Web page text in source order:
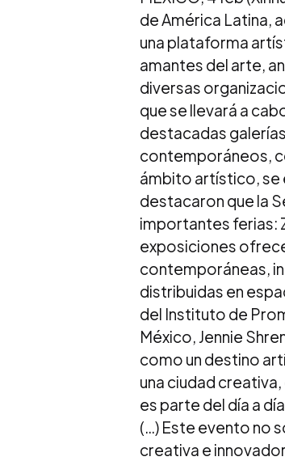
de América Latina,
una plataforma
amantes del arte,
diversas
que se llevará a
destacadas
contemporáneos,
ámbito artístico, se
destacaron que la
importantes ferias:
exposiciones
contemporáneas,
distribuidas en
del Instituto de
México, Jennie
como un destino
una ciudad
es parte del día a
(…) Este evento no
creativa e